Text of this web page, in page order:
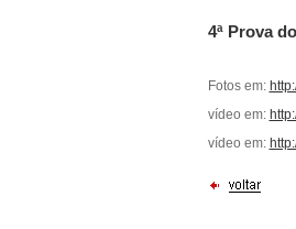
4ª Prova
Fotos em:
vídeo em:
vídeo em: